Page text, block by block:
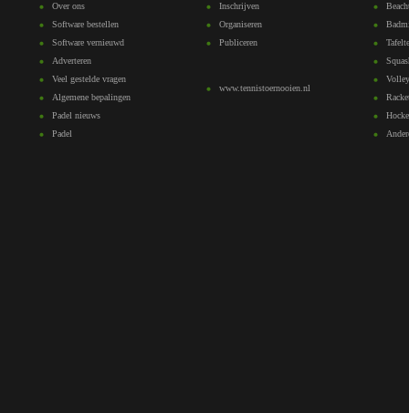
Over ons
Software bestellen
Software vernieuwd
Adverteren
Veel gestelde vragen
Algemene bepalingen
Padel nieuws
Padel
Inschrijven
Organiseren
Publiceren
www.tennistoernooien.nl